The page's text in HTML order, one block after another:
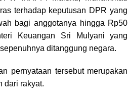
terhadap keputusan DPR yang
bagi anggotanya hingga Rp50
Keuangan Sri Mulyani yang
ditanggung negara.
pernyataan tersebut merupakan
dari rakyat.